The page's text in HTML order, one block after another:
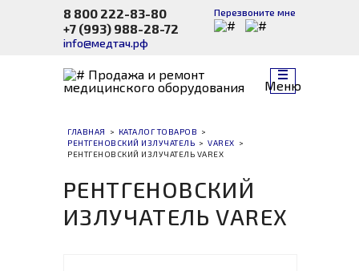
8 800 222-83-80
+7 (993) 988-28-72
info@медтач.рф
Перезвоните мне
Продажа и ремонт
медицинского оборудования
Меню
ГЛАВНАЯ > КАТАЛОГ ТОВАРОВ >
РЕНТГЕНОВСКИЙ ИЗЛУЧАТЕЛЬ > VAREX >
РЕНТГЕНОВСКИЙ ИЗЛУЧАТЕЛЬ VAREX
РЕНТГЕНОВСКИЙ
ИЗЛУЧАТЕЛЬ VAREX